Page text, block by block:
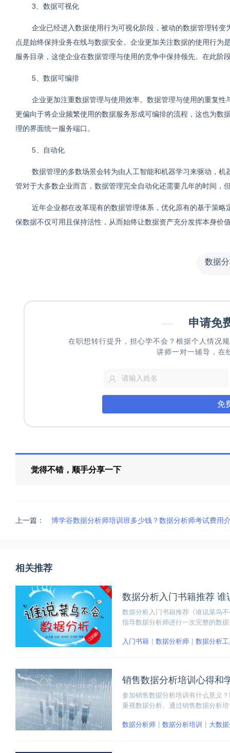
3、数据可视化
企业已经进入数据使用行为可视化阶段，被动的数据管理转
点是始终保持业务在线与数据安全。企业更加关注数据的使用行
服务目录，这使企业在数据管理与使用的竞争中保持领先。在此阶
5、数据可编排
企业更加注重数据管理与使用效率。数据管理与使用的重复
更偏向于将企业频繁使用的数据服务形成可编排的流程，这也为
理的界面统一服务端口。
5、自动化
数据管理的多数场景会转为由人工智能和机器学习来驱动，
管对于大多数企业而言，数据管理完全自动化还需要几年的时间，
近年企业都在改革现有的数据管理体系，优化原有的基于策
保数据不仅可用且保持活性，从而始终让数据资产充分发挥本身价
数据
— 申请免
在职想转行提升，担心学不会？根据个人情况
讲师一对一辅导，在
免
觉得不错，顺手分享一下
上一篇： 博学谷数据分析师培训班多少钱？数据分析师考试费用
相关推荐
数据分析入门书籍推荐
数据分析入门书籍推荐《谁说菜鸟
指导数据分析师进行一次完整的数
入门书籍
数据分析师 数据分析
销售数据分析培训心得和
参加销售数据分析培训有什么意义
重视数据分析。通过销售数据分析
数据分析师
数据分析培训 大数